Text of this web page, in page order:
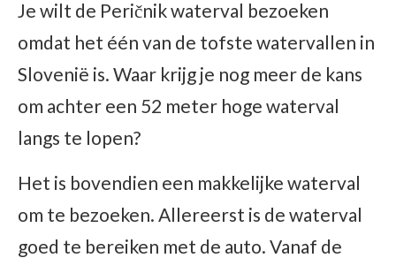
Je wilt de Peričnik waterval bezoeken
omdat het één van de tofste watervallen in
Slovenië is. Waar krijg je nog meer de kans
om achter een 52 meter hoge waterval
langs te lopen?
Het is bovendien een makkelijke waterval
om te bezoeken. Allereerst is de waterval
goed te bereiken met de auto. Vanaf de